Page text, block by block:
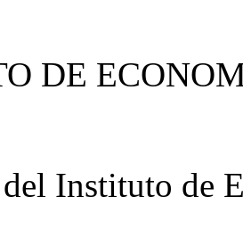
DE
Instituto de